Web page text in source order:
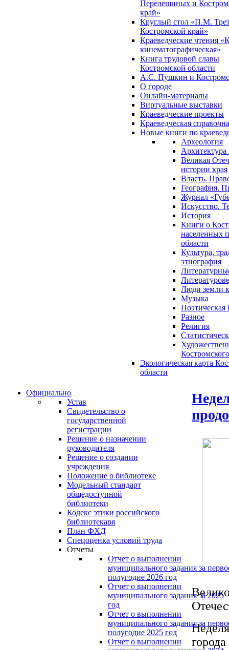
Перелешиных и
край»
Круглый стол «П.М.
Костромской край»
Краеведческие чтения
кинематографическая»
Книга трудовой славы
Костромской области
А.С. Пушкин и
О городе
Онлайн-материалы
Виртуальные выставки
Краеведческие проекты
Краеведческая
Новые книги по
Археология
Архитектура
Великая
истории края
Власть.
География.
Журнал
Искусство.
История
Книги о
населенных
области
Культура,
этнография
Люди земли
Музыка
Поэтическая
Разное
Религия
Экологическая карта
области
Официально
Устав
Свидетельство о
государственной
регистрации
Решение о назначении
руководителя
Решение о создании
учреждения
Положение о библиотеке
Модельный стандарт
общедоступной
библиотеки
Кодекс этики российского
библиотекаря
План ФХД
Спецоценка условий труда
Отчеты
Отчет о выполнении
муниципального задания за
полугодие 2026 год
Отчет о выполнении
муниципального задания за 2025
год
Отчет о выполнении
муниципального задания за
полугодие 2025 год
Отчет о выполнении